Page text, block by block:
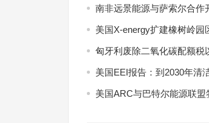
南非远景能源与萨索尔合作
美国X-energy扩建橡树岭
匈牙利废除二氧化碳配额税
美国EEI报告：到2030年清
美国ARC与巴特尔能源联